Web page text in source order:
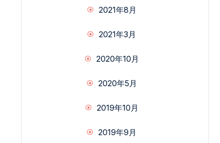
2021年8月
2021年3月
2020年10月
2020年5月
2019年10月
2019年9月